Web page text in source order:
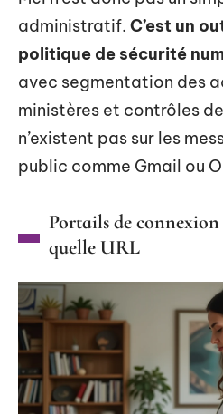
administratif. C’est un
politique de sécurité
avec segmentation des
ministères et contrôles
n’existent pas sur les
public comme Gmail ou
Portails de
quelle URL